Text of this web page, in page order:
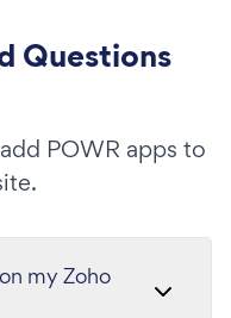
Questions
POWR apps to
my Zoho